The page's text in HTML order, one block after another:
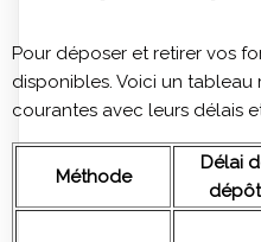
Pour déposer et retirer vos
disponibles. Voici un
courantes avec leurs délais
Méthode
Délai
dépôt